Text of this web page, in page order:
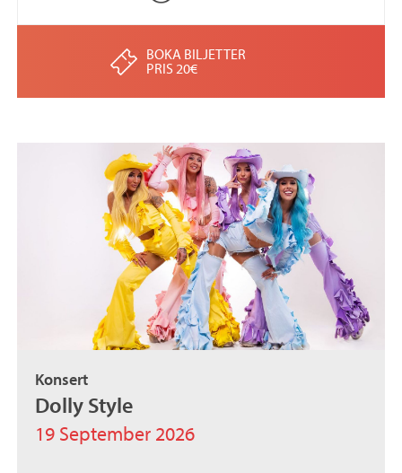
BOKA BILJETTER
PRIS 20€
Konsert
Dolly Style
19 September 2026